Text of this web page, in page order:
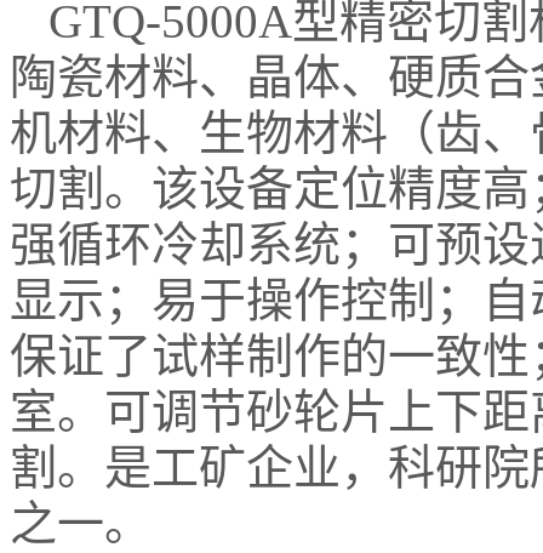
GTQ-5000A型精密切
陶瓷材料、晶体、硬质
机材料、生物材料（齿
切割。该设备定位精度
强循环冷却系统；可预
显示；易于操作控制；
保证了试样制作的一致
室。可调节砂轮片上下
割。是工矿企业，科研
之一。